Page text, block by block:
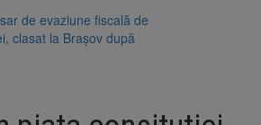
de evaziune fiscală de
clasat la Brașov după
Brai-Cata și Comprest.